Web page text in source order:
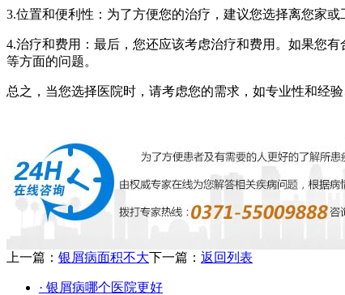
3.位置和便利性：为了方便您的治疗，建议您选择离您家
4.治疗和费用：最后，您还应该考虑治疗和费用。如果您
等方面的问题。
总之，当您选择医院时，请考虑您的需求，如专业性和经
上一篇： 银屑病面积不大下一篇： 返回列表
· 银屑病哪个医院更好